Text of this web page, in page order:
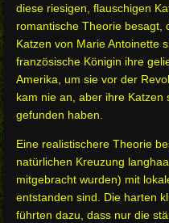
diese riesigen, flauschigen
romantische Theorie besagt,
Katzen von Marie Antoinette
französische Königin ihre
Amerika, um sie vor der
kam nie an, aber ihre
gefunden haben.
Eine realistischere Theorie
natürlichen Kreuzung
mitgebracht wurden) mit
entstanden sind. Die harten
führten dazu, dass nur die